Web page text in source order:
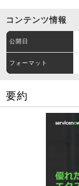
コンテンツ情報
公開日
フォーマット
要約